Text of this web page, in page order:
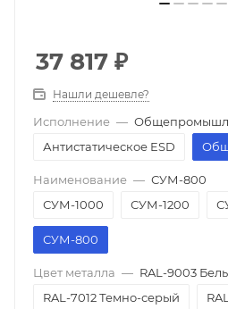
37 817 ₽
Нашли дешевле?
Исполнение —
Антистатическое ESD
Наименование — СУМ-800
СУМ-1000
СУМ-1200
СУМ-800
Цвет металла — RAL-9003
RAL-7012 Темно-серый